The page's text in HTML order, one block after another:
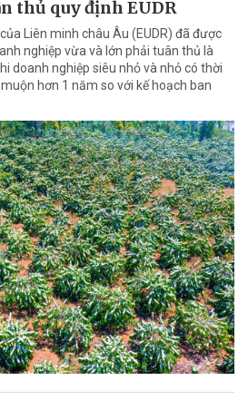
thủ quy định EUDR
Liên minh châu Âu (EUDR) đã được
nghiệp vừa và lớn phải tuân thủ là
doanh nghiệp siêu nhỏ và nhỏ có thời
hơn 1 năm so với kế hoạch ban